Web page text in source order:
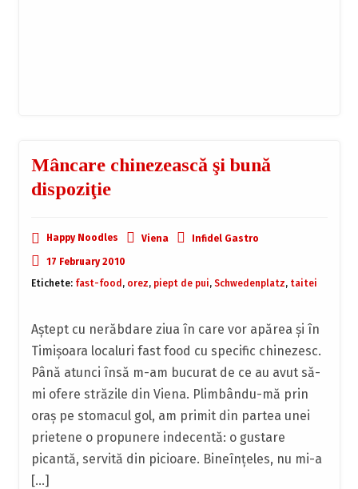
Mâncare chinezească şi bună
dispoziţie
Happy Noodles Viena Infidel Gastro
17 February 2010
Etichete: fast-food , orez, piept de pui, Schwedenplatz, taitei
Aştept cu nerăbdare ziua în care vor apărea şi în
Timişoara localuri fast food cu specific chinezesc.
Până atunci însă m-am bucurat de ce au avut să-
mi ofere străzile din Viena. Plimbându-mă prin
oraş pe stomacul gol, am primit din partea unei
prietene o propunere indecentă: o gustare
picantă, servită din picioare. Bineînţeles, nu mi-a
[…]